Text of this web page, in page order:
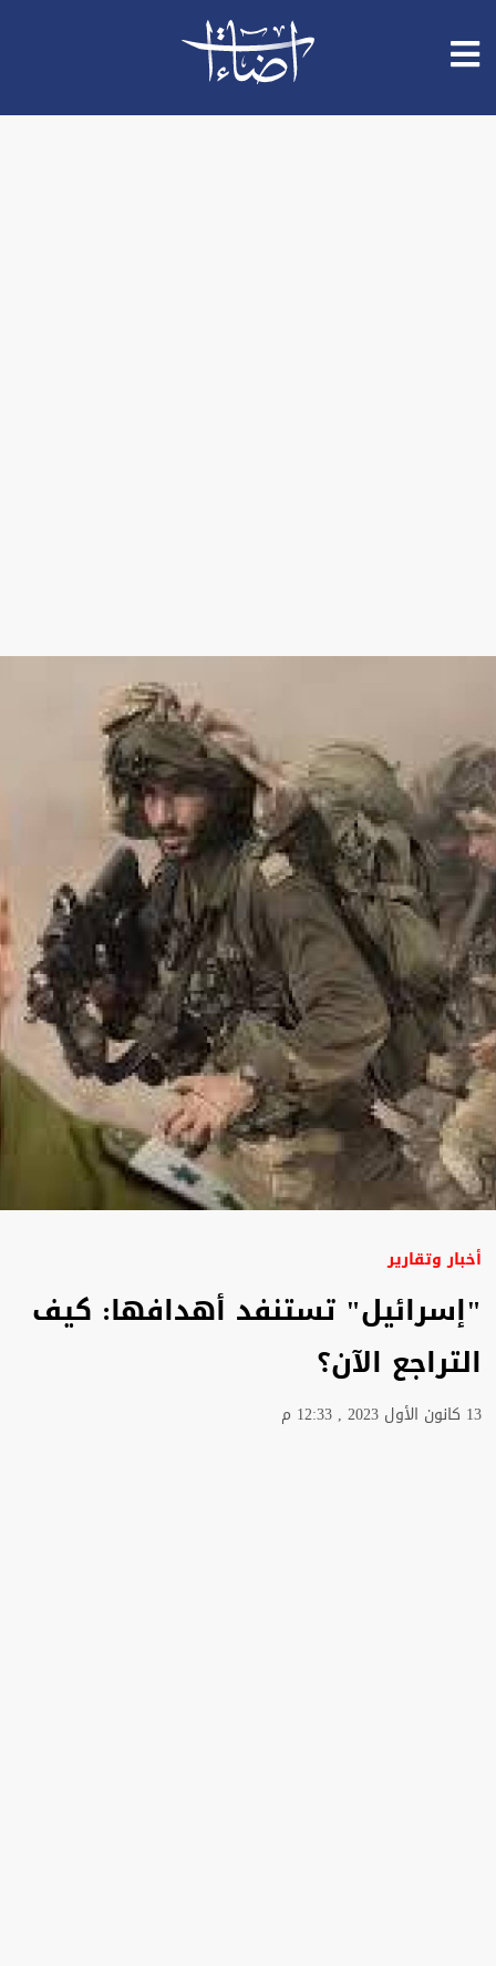
أخبار وتقارير
"إسرائيل" تستنفد أهدافها: كيف
التراجع الآن؟
13 كانون الأول 2023 , 12:33 م